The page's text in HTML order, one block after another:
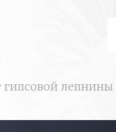
гипсовой лепнины